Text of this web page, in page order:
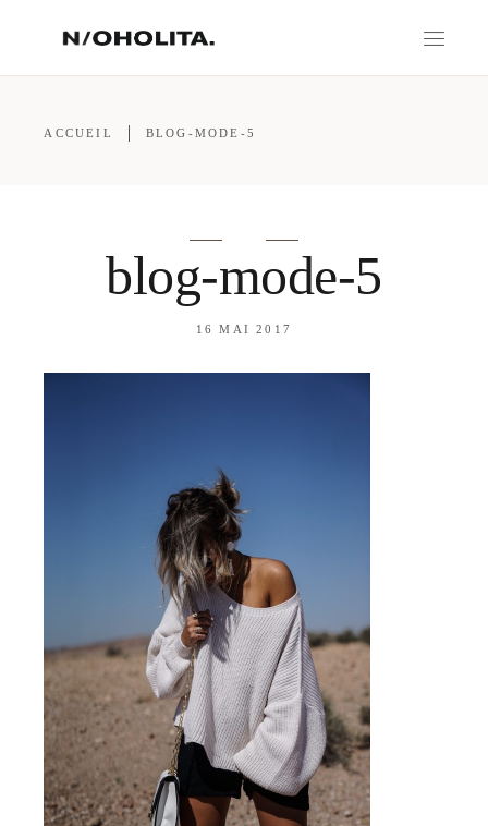
ACCUEIL BLOG-MODE-5
blog-mode-5
16 MAI 2017